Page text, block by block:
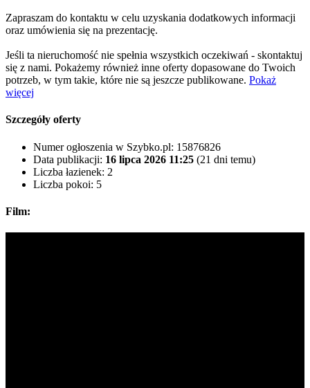
Zapraszam do kontaktu w celu uzyskania dodatkowych informacji
oraz umówienia się na prezentację.
Jeśli ta nieruchomość nie spełnia wszystkich oczekiwań - skontaktuj
się z nami. Pokażemy również inne oferty dopasowane do Twoich
potrzeb, w tym takie, które nie są jeszcze publikowane. Pokaż
więcej
Szczegóły oferty
Numer ogłoszenia w Szybko.pl: 15876826
Data publikacji: 16 lipca 2026 11:25 (21 dni temu)
Liczba łazienek: 2
Liczba pokoi: 5
Film: